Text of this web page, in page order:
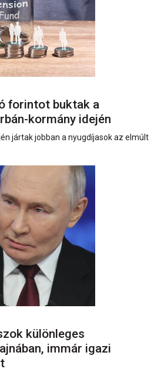
forintot buktak a
kormány idején
jártak jobban a nyugdíjasok az elmúlt
különleges
immár igazi